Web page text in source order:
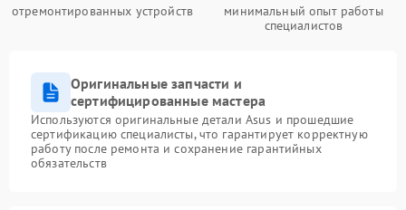
отремонтированных устройств
минимальный опыт работы
специалистов
Оригинальные запчасти и
сертифицированные мастера
Используются оригинальные детали Asus и прошедшие
сертификацию специалисты, что гарантирует корректную
работу после ремонта и сохранение гарантийных
обязательств